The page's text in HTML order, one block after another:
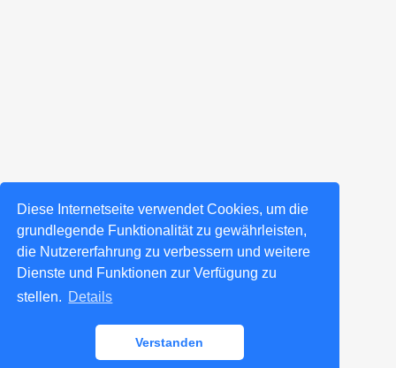
Diese Internetseite verwendet Cookies, um die
grundlegende Funktionalität zu gewährleisten,
die Nutzererfahrung zu verbessern und weitere
Dienste und Funktionen zur Verfügung zu
stellen. Details
Verstanden